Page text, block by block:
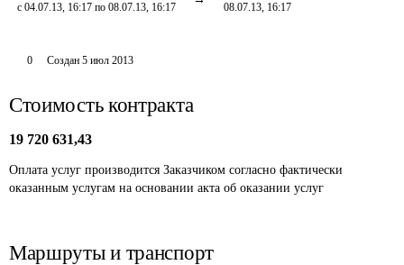
с 04.07.13, 16:17 по 08.07.13, 16:17
08.07.13, 16:17
0 Создан 5 июл 2013
Стоимость контракта
19 720 631,43
Оплата услуг производится Заказчиком согласно фактически
оказанным услугам на основании акта об оказании услуг
Маршруты и транспорт